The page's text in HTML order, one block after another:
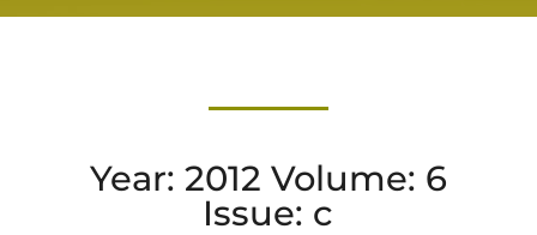
Year: 2012 Volume: 6
Issue: c